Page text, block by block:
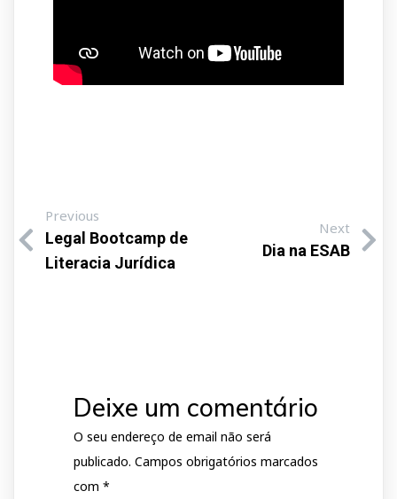
Previous
Legal Bootcamp de
Literacia Jurídica
Next
Dia na ESAB
Deixe um comentário
O seu endereço de email não será
publicado. Campos obrigatórios marcados
com *